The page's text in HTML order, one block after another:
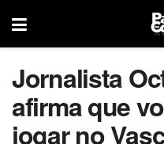
Jornalista
afirma que
jogar no